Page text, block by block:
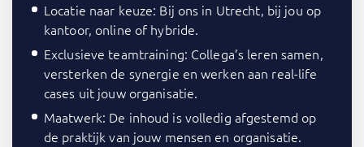
Locatie naar keuze: Bij ons in Utrecht, bij jou op
kantoor, online of hybride.
Exclusieve teamtraining: Collega’s leren samen,
versterken de synergie en werken aan real-life
cases uit jouw organisatie.
Maatwerk: De inhoud is volledig afgestemd op
de praktijk van jouw mensen en organisatie.